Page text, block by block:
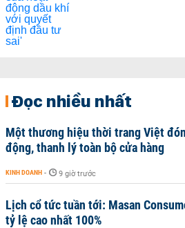
Đọc nhiều nhất
Một thương hiệu thời trang Việt
động, thanh lý toàn bộ cửa hàng
KINH DOANH - 9 giờ trước
Lịch cổ tức tuần tới: Masan
tỷ lệ cao nhất 100%